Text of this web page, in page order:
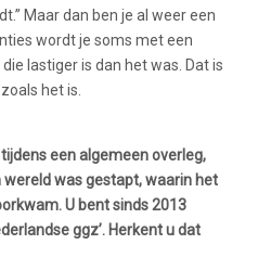
Maar dan ben je al weer een
wordt je soms met een
lastiger is dan het was. Dat is
het is.
een algemeen overleg,
wereld was gestapt, waarin het
U bent sinds 2013
ggz’. Herkent u dat